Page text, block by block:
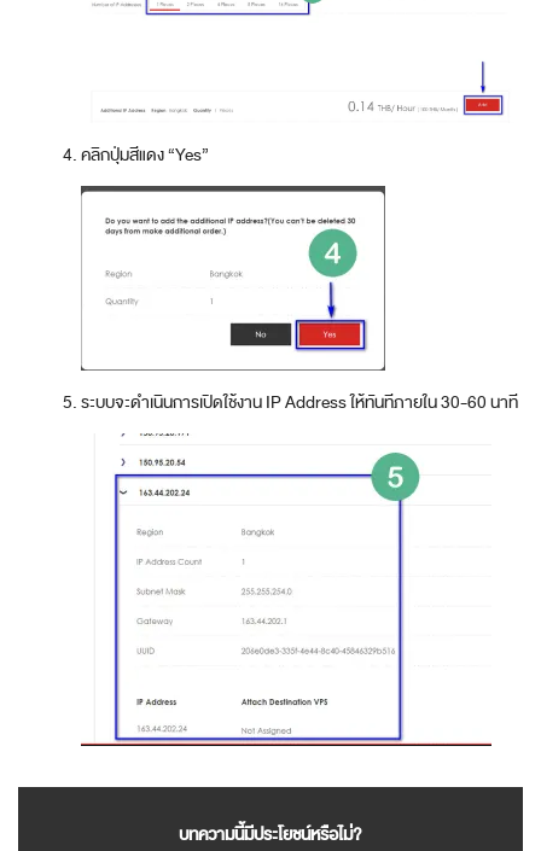
คลิกปุ่มสีแดง “Yes”
ระบบจะดำเนินการเปิดใช้งาน IP Address ให้ทันทีภายใน 30-60 นาที
บทความนี้มีประโยชน์หรือไม่?